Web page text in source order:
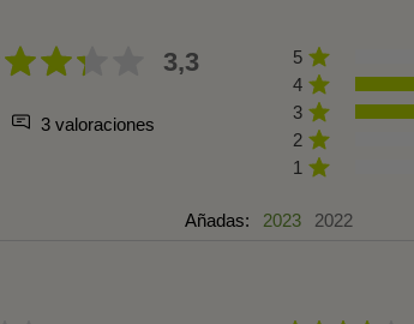
3,3
3 valoraciones
5
4
3
2
1
Añadas: 2023 2022